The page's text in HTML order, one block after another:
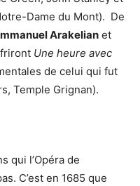
Dame du Mont). De
Arakelian et
Une heure avec
de celui qui fut
Temple Grignan).
qui l’Opéra de
C’est en 1685 que